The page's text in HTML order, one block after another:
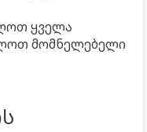
ყველა
მომნელებელი